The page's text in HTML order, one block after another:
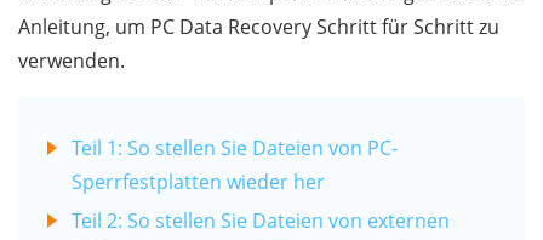
Anleitung, um PC Data Recovery Schritt für Schritt zu
verwenden.
Teil 1: So stellen Sie Dateien von PC-
Sperrfestplatten wieder her
Teil 2: So stellen Sie Dateien von externen